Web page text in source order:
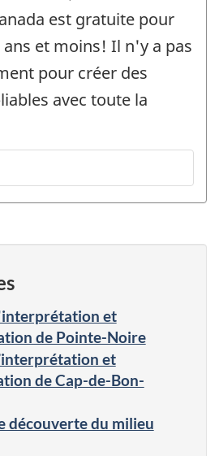
est gratuite pour
ans et moins! Il n'y a pas
pour créer des
avec toute la
et
de Pointe-Noire
et
de Cap-de-Bon-
découverte du milieu